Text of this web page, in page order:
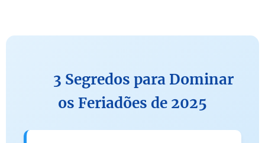
🚀 3 Segredos para Dominar
os Feriadões de 2025